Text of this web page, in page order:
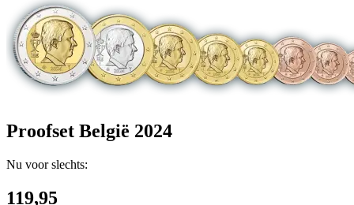
Proofset België 2024
Nu voor slechts:
119,95